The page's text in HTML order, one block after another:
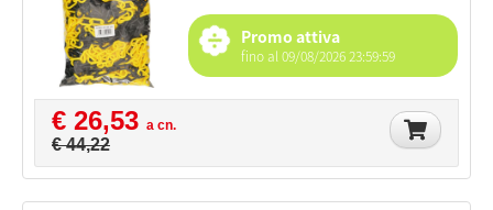
Promo attiva
fino al 09/08/2026 23:59:59
€ 26,53 a cn.
€ 44,22